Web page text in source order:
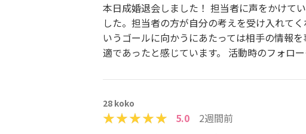
本日成婚退会しました！ 担当者に声をかけて
した。担当者の方が自分の考えを受け入れて
いうゴールに向かうにあたっては相手の情報
適であったと感じています。 活動時のフォロ
28 koko
5.0
2週間前